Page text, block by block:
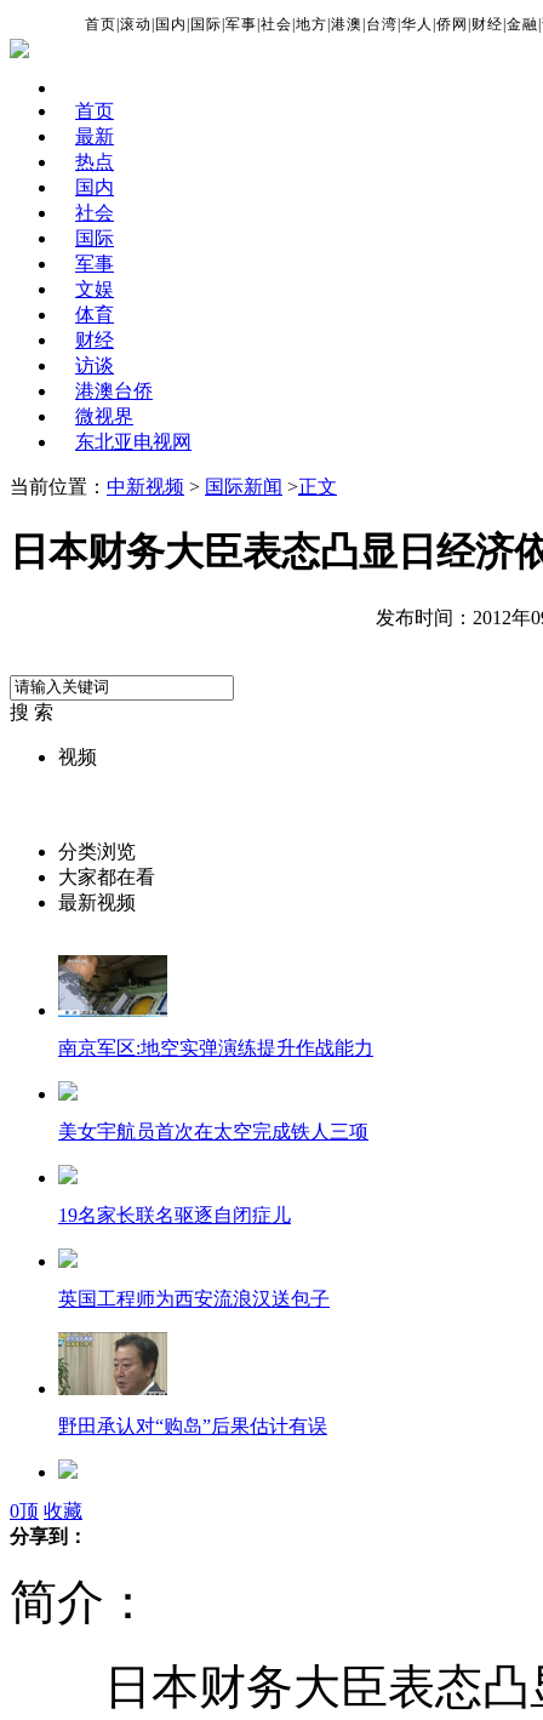
首页 |滚动 国内 国际 |军事 |社会 |地方 |港澳 台湾 |华人 |侨网 财经 |金融 |
首页
最新
热点
国内
社会
国际
军事
文娱
体育
财经
访谈
港澳台侨
微视界
东北亚电视网
当前位置： 中新视频 > 国际新闻 >正文
日本财务大臣表态凸显日经济
发布时间：2012年
搜 索
视频
分类浏览
大家都在看
最新视频
南京军区:地空实弹演练提升作战能力
美女宇航员首次在太空完成铁人三项
19名家长联名驱逐自闭症儿
英国工程师为西安流浪汉送包子
野田承认对“购岛”后果估计有误
20岁女子宠物狗跑丢 狂扇保安耳光
骗子冒充老师骗20余家长能说出孩子姓名年龄
城管列队围观商户 用眼神气势执法
0顶 收藏
分享到：
简介：
日本财务大臣表态凸